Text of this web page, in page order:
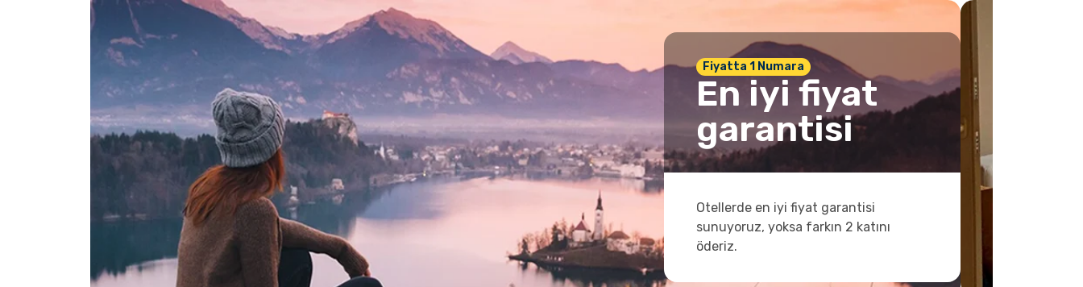
Fiyatta 1 Numara
En iyi fiyat
garantisi
Otellerde en iyi fiyat garantisi
sunuyoruz, yoksa farkın 2 katını
öderiz.